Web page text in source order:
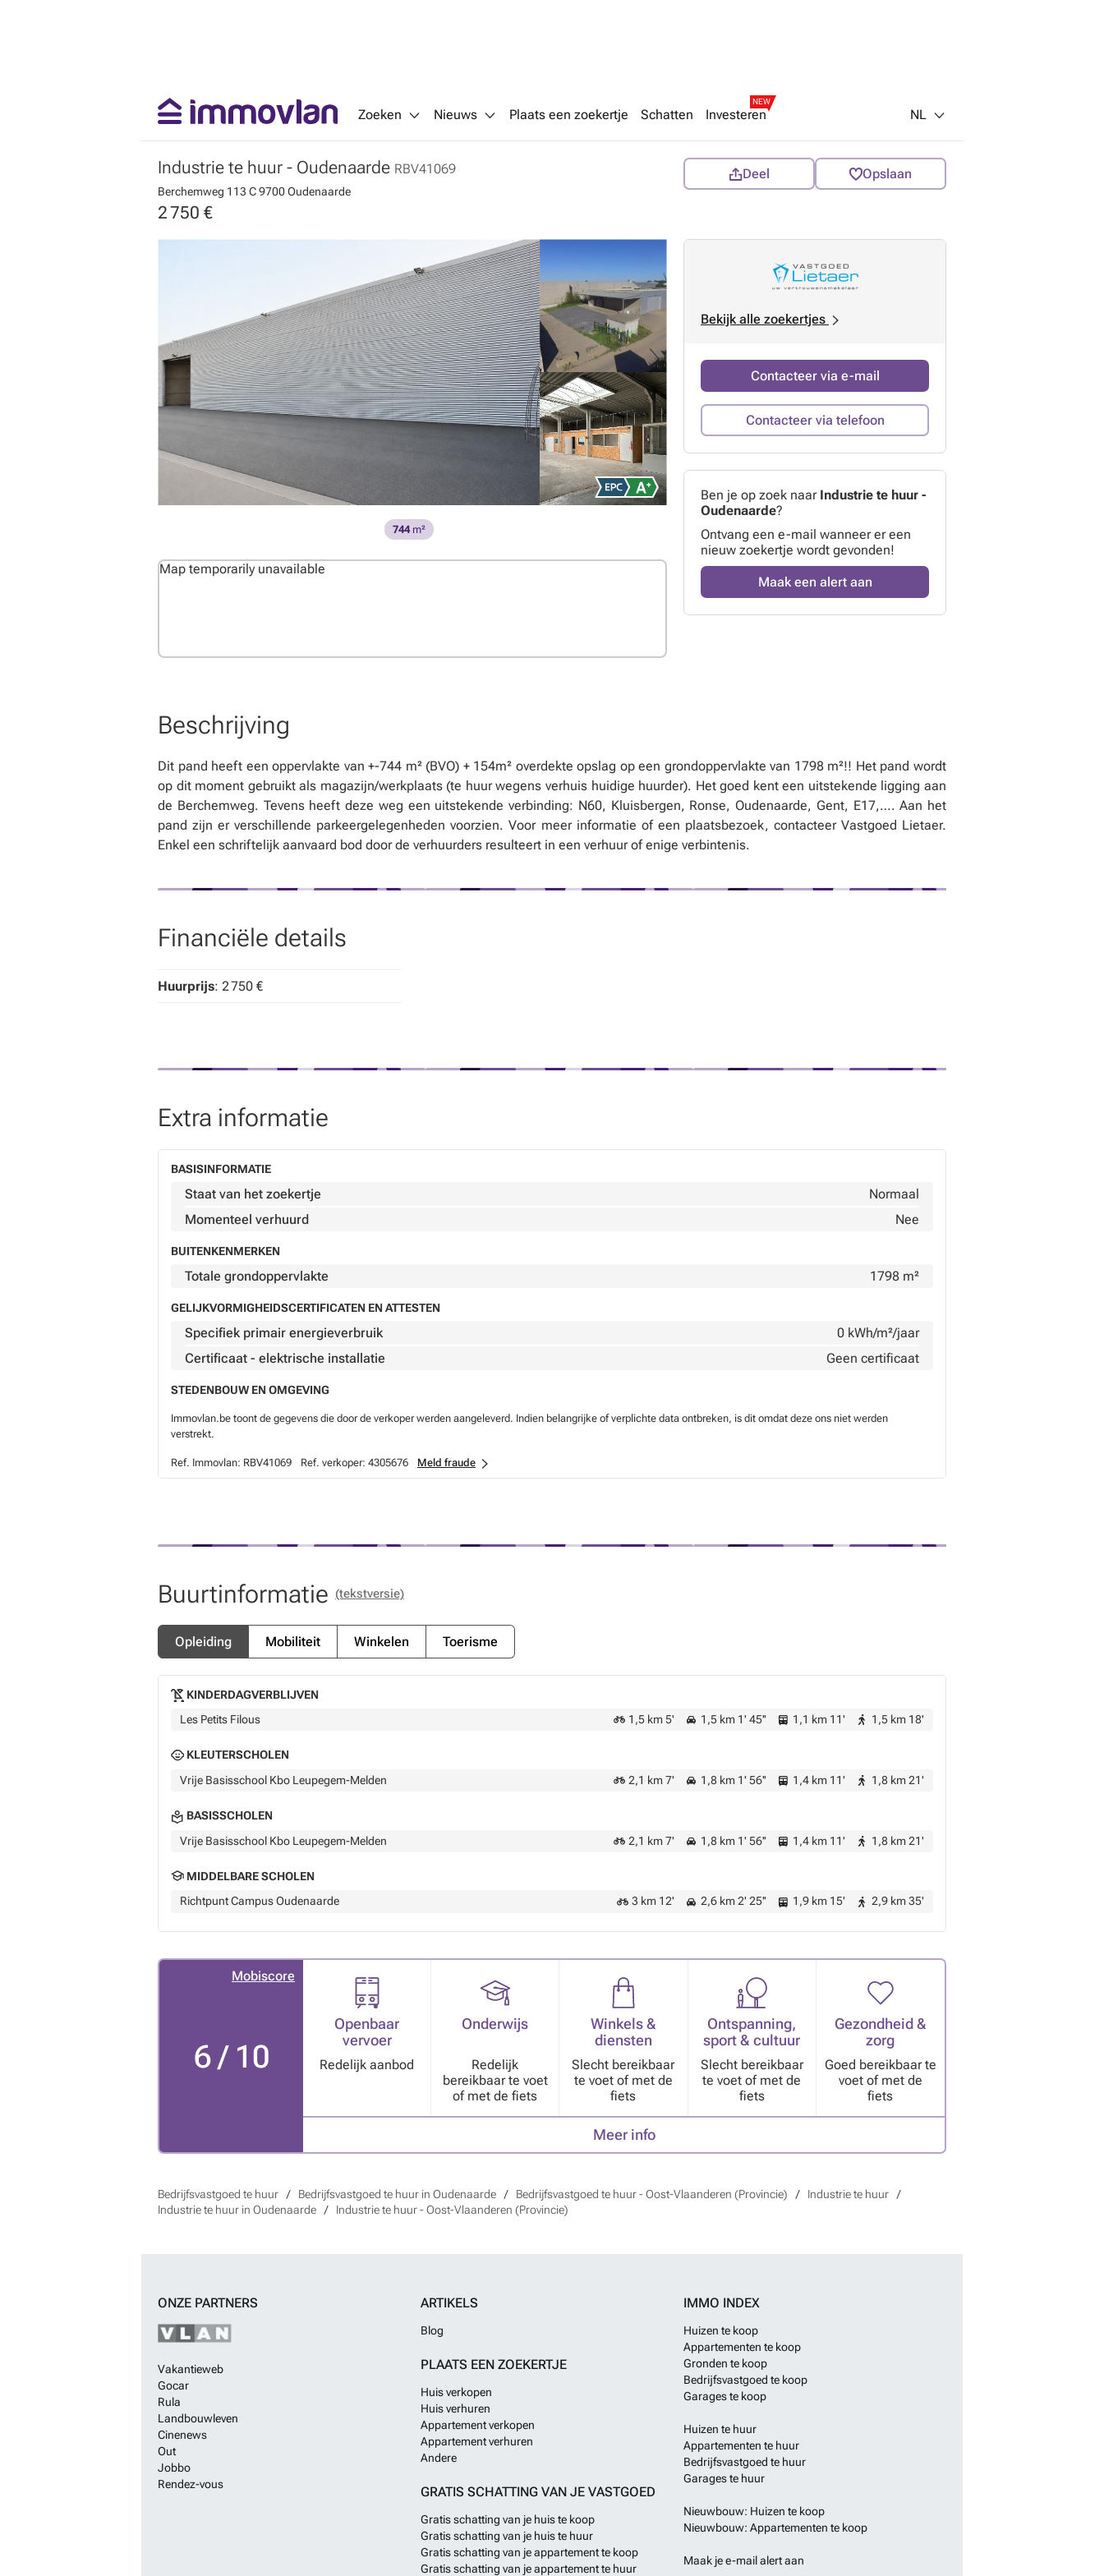
Zoeken Nieuws Plaats een zoekertje Schatten Investeren
NEW
NL
Industrie te huur - Oudenaarde RBV41069
Berchemweg 113 C9700 Oudenaarde
2 750 €
Deel Opslaan
744m²
Map temporarily unavailable
Bekijk alle zoekertjes
Contacteer via e-mail
Contacteer via telefoon
Ben je op zoek naar Industrie te huur -
Oudenaarde?
Ontvang een e-mail wanneer er een
nieuw zoekertje wordt gevonden!
Maak een alert aan
Beschrijving
Dit pand heeft een oppervlakte van +-744 m² (BVO) + 154m² overdekte opslag op een grondoppervlakte van 1798 m²!! Het pand wordt
op dit moment gebruikt als magazijn/werkplaats (te huur wegens verhuis huidige huurder). Het goed kent een uitstekende ligging aan
de Berchemweg. Tevens heeft deze weg een uitstekende verbinding: N60, Kluisbergen, Ronse, Oudenaarde, Gent, E17,…. Aan het
pand zijn er verschillende parkeergelegenheden voorzien. Voor meer informatie of een plaatsbezoek, contacteer Vastgoed Lietaer.
Enkel een schriftelijk aanvaard bod door de verhuurders resulteert in een verhuur of enige verbintenis.
Financiële details
Huurprijs: 2 750 €
Extra informatie
BASISINFORMATIE
Staat van het zoekertje
Normaal
Momenteel verhuurd
Nee
BUITENKENMERKEN
Totale grondoppervlakte 1798 m²
GELIJKVORMIGHEIDSCERTIFICATEN EN ATTESTEN
Specifiek primair energieverbruik
0 kWh/m²/jaar
Certificaat - elektrische installatie
Geen certificaat
STEDENBOUW EN OMGEVING
Immovlan.be toont de gegevens die door de verkoper werden aangeleverd. Indien belangrijke of verplichte data ontbreken, is dit omdat deze ons niet werden
verstrekt.
Ref. Immovlan: RBV41069 Ref. verkoper: 4305676 Meld fraude
Buurtinformatie (tekstversie)
Opleiding Mobiliteit Winkelen Toerisme
KINDERDAGVERBLIJVEN
Les Petits Filous
1,5 km 5' 1,5 km 1' 45'' 1,1 km 11' 1,5 km 18'
KLEUTERSCHOLEN
Vrije Basisschool Kbo Leupegem-Melden
2,1 km 7' 1,8 km 1' 56'' 1,4 km 11' 1,8 km 21'
BASISSCHOLEN
Vrije Basisschool Kbo Leupegem-Melden
2,1 km 7' 1,8 km 1' 56'' 1,4 km 11' 1,8 km 21'
MIDDELBARE SCHOLEN
Richtpunt Campus Oudenaarde
3 km 12' 2,6 km 2' 25'' 1,9 km 15' 2,9 km 35'
Mobiscore
6 / 10
Openbaar
vervoer
Redelijk aanbod
Onderwijs
Redelijk
bereikbaar te voet
of met de fiets
Winkels &
diensten
Slecht bereikbaar
te voet of met de
fiets
Ontspanning,
sport & cultuur
Slecht bereikbaar
te voet of met de
fiets
Gezondheid &
zorg
Goed bereikbaar te
voet of met de
fiets
Meer info
Bedrijfsvastgoed te huur Bedrijfsvastgoed te huur in Oudenaarde Bedrijfsvastgoed te huur - Oost-Vlaanderen (Provincie)
Industrie te huur
Industrie te huur in Oudenaarde
Industrie te huur - Oost-Vlaanderen (Provincie)
ONZE PARTNERS
Vakantieweb
Gocar
Rula
Landbouwleven
Cinenews
Out
Jobbo
Rendez-vous
ARTIKELS
Blog
PLAATS EEN ZOEKERTJE
Huis verkopen
Huis verhuren
Appartement verkopen
Appartement verhuren
Andere
GRATIS SCHATTING VAN JE VASTGOED
Gratis schatting van je huis te koop
Gratis schatting van je huis te huur
Gratis schatting van je appartement te koop
Gratis schatting van je appartement te huur
IMMO INDEX
Huizen te koop
Appartementen te koop
Gronden te koop
Bedrijfsvastgoed te koop
Garages te koop
Huizen te huur
Appartementen te huur
Bedrijfsvastgoed te huur
Garages te huur
Nieuwbouw: Huizen te koop
Nieuwbouw: Appartementen te koop
Maak je e-mail alert aan